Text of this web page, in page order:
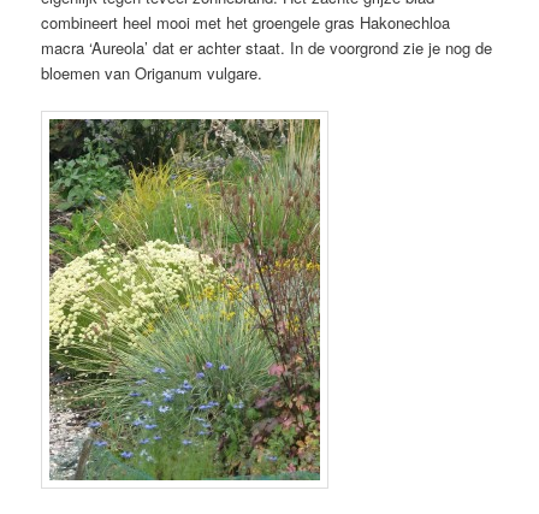
combineert heel mooi met het groengele gras Hakonechloa
macra ‘Aureola’ dat er achter staat. In de voorgrond zie je nog de
bloemen van Origanum vulgare.